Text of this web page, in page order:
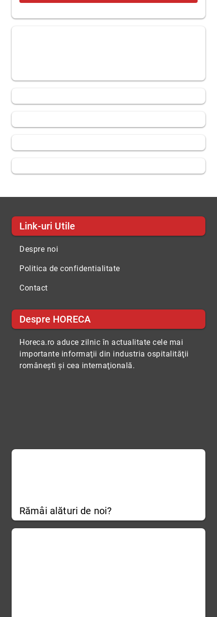
Link-uri Utile
Despre noi
Politica de confidentialitate
Contact
Despre HORECA
Horeca.ro aduce zilnic în actualitate cele mai
importante informaţii din industria ospitalităţii
româneşti şi cea internaţională.
Rămâi alături de noi?